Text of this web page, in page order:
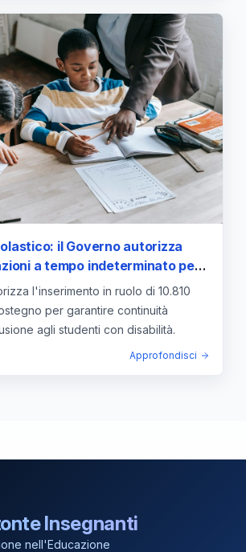
il Governo autorizza
a tempo indeterminato per il
l'inserimento in ruolo di 10.810
per garantire continuità
agli studenti con disabilità.
Approfondisci
Insegnanti
nell'Educazione